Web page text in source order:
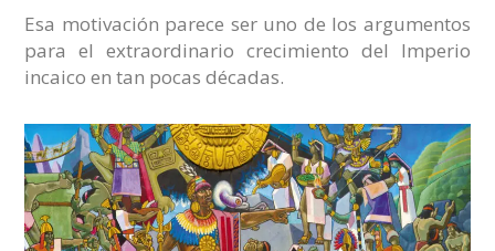
Esa motivación parece ser uno de los argumentos
para el extraordinario crecimiento del Imperio
incaico en tan pocas décadas.